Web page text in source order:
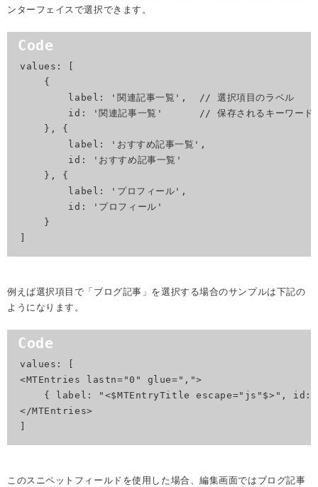
ンターフェイスで選択できます。
values: [
    {
        label: '関連記事一覧',  // 選択項目のラベル
id: '関連記事一覧'      // 保存されるキーワード
    }, {
        label: 'おすすめ記事一覧',
        id: 'おすすめ記事一覧'
    }, {
        label: 'プロフィール',
        id: 'プロフィール'
    }
]
例えば選択項目で「ブログ記事」を選択する場合のサンプルは下記の
ようになります。
values: [
<MTEntries lastn="0" glue=",">
{ label: "<$MTEntryTitle escape="js"$>", id:
</MTEntries>
このスニペットフィールドを使用した場合、編集画面ではブログ記事